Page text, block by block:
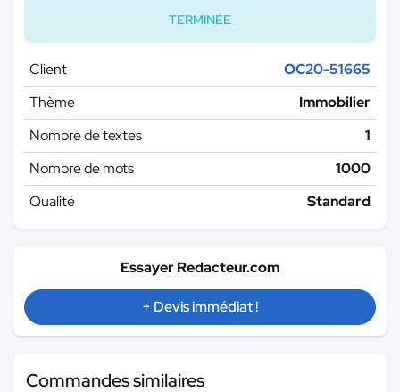
TERMINÉE
Client
OC20-51665
Thème
Immobilier
Nombre de textes
1
Nombre de mots
1000
Qualité
Standard
Essayer Redacteur.com
+ Devis immédiat !
Commandes similaires